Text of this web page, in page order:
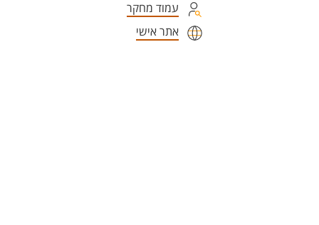
עמוד מחקר
אתר אישי